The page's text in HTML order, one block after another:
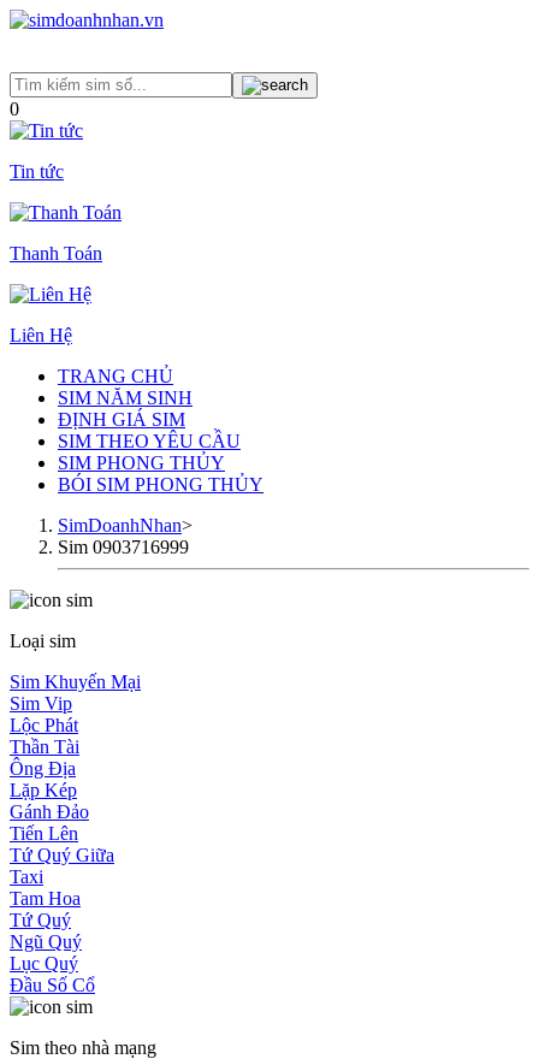
0
Tin tức
Thanh Toán
Liên Hệ
TRANG CHỦ
SIM NĂM SINH
ĐỊNH GIÁ SIM
SIM THEO YÊU CẦU
SIM PHONG THỦY
BÓI SIM PHONG THỦY
SimDoanhNhan>
Sim 0903716999
Loại sim
Sim Khuyến Mại
Sim Vip
Lộc Phát
Thần Tài
Ông Địa
Lặp Kép
Gánh Đảo
Tiến Lên
Tứ Quý Giữa
Taxi
Tam Hoa
Tứ Quý
Ngũ Quý
Lục Quý
Đầu Số Cổ
Sim theo nhà mạng